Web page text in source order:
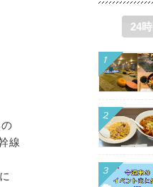
線
24